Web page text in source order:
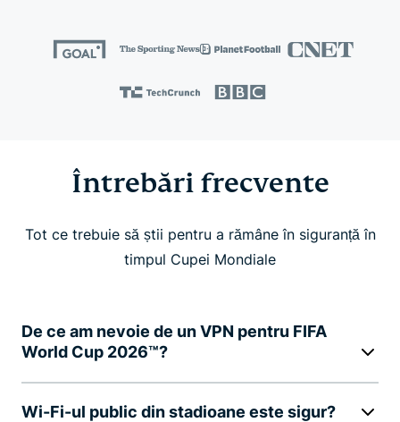
Întrebări frecvente
Tot ce trebuie să știi pentru a rămâne în siguranță în
timpul Cupei Mondiale
De ce am nevoie de un VPN pentru FIFA
World Cup 2026™?
Wi-Fi-ul public din stadioane este sigur?